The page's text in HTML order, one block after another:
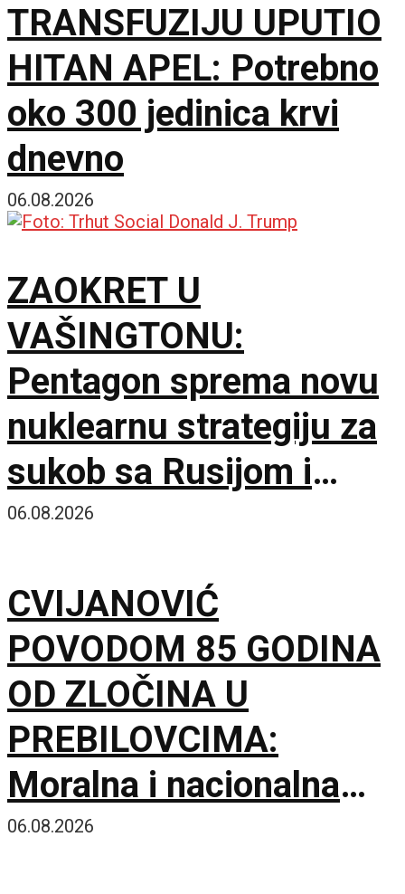
TRANSFUZIJU UPUTIO
HITAN APEL: Potrebno
oko 300 jedinica krvi
dnevno
06.08.2026
ZAOKRET U
VAŠINGTONU:
Pentagon sprema novu
nuklearnu strategiju za
sukob sa Rusijom i
Kinom
06.08.2026
CVIJANOVIĆ
POVODOM 85 GODINA
OD ZLOČINA U
PREBILOVCIMA:
Moralna i nacionalna
dužnost je da čuvamo
06.08.2026